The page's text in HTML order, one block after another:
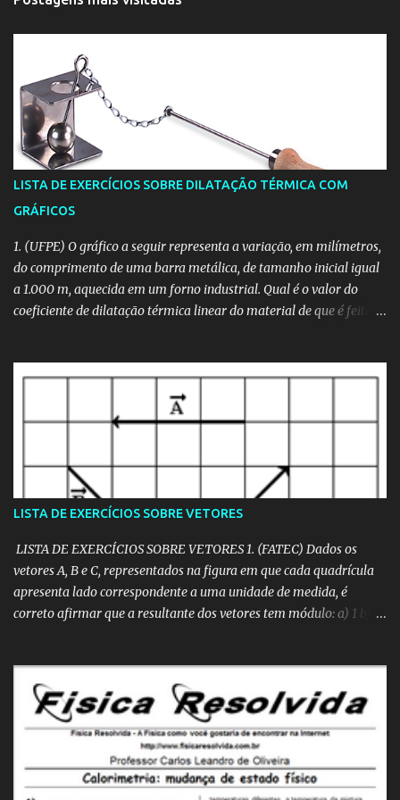
LISTA DE EXERCÍCIOS SOBRE DILATAÇÃO TÉRMICA COM
GRÁFICOS
1. (UFPE) O gráfico a seguir representa a variação, em milímetros,
do comprimento de uma barra metálica, de tamanho inicial igual
a 1.000 m, aquecida em um forno industrial. Qual é o valor do
coeficiente de dilatação térmica linear do material de que é feita a
segundo o gráfico a seguir. Assim, o coeficiente de dilatação linear
do latão, no intervalo de 0°C a 100°C, vale: a) 2,0.10 -5 /°C b) 5,0.10
­-5 /°C c) 1,0.10 -4 /°C d) 2,0.10 ­-4 /°C e) 5,0.10 ­4- /°C 3.
acordo com o gráfico dado, o coeficiente de dilatação linear desse
material vale: a) 4,0 . 10 ­-5 °C ­-1 b) 3,0 . 10 ­-5 °C ­-1 c) 2,0 . 10 ­-5 °C ­-1
d) 1,5 . 10 ­-5 °C ­-1 e) 1,0 . 10 ­-5 °C ­-1 4. (PUCCAMP) A figura a seguir
LISTA DE EXERCÍCIOS SOBRE VETORES
LISTA DE EXERCÍCIOS SOBRE VETORES 1. (FATEC) Dados os
vetores A, B e C, representados na figura em que cada quadrícula
apresenta lado correspondente a uma unidade de medida, é
correto afirmar que a resultante dos vetores tem módulo: a) 1 b) 2
módulo do vetor soma: R = a + b + c + d + e a) zero b) √20 c) 1 d) 2
e) √52 3. (PUCCAMP) Num bairro, onde todos os quarteirões são
quadrados e as ruas paralelas distam 100 m uma da outra, um
transeunte faz o percurso de P a Q pela trajetória representada no
esquema a seguir. O deslocamento vetorial desse transeunte tem